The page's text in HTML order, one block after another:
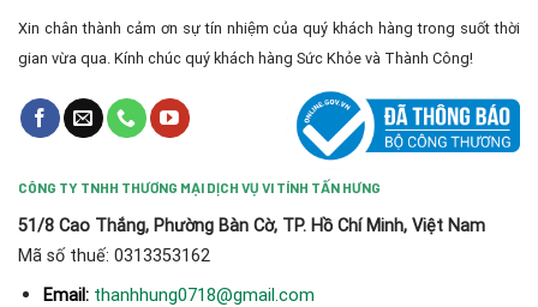
Xin chân thành cảm ơn sự tín nhiệm của quý khách hàng trong suốt thời
gian vừa qua. Kính chúc quý khách hàng Sức Khỏe và Thành Công!
CÔNG TY TNHH THƯƠNG MẠI DỊCH VỤ VI TÍNH TẤN HƯNG
51/8 Cao Thắng, Phường Bàn Cờ, TP. Hồ Chí Minh, Việt Nam
Mã số thuế: 0313353162
Email: thanhhung0718@gmail.com